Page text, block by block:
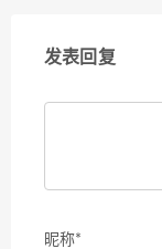
发表回复
昵称*